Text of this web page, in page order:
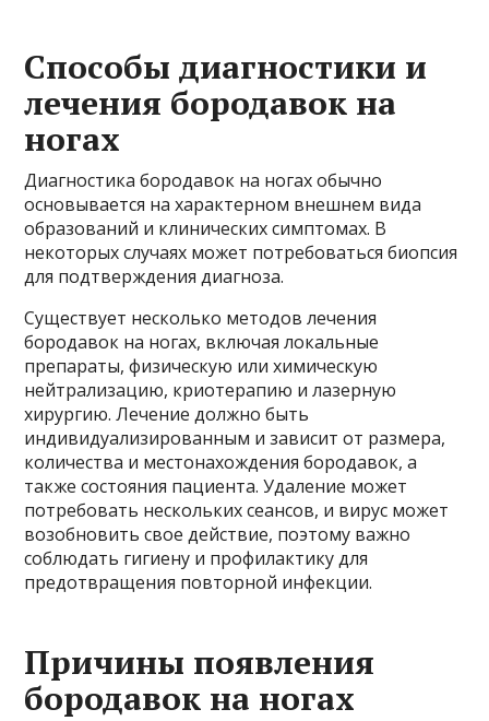
Способы диагностики и
лечения бородавок на
ногах
Диагностика бородавок на ногах обычно
основывается на характерном внешнем вида
образований и клинических симптомах. В
некоторых случаях может потребоваться биопсия
для подтверждения диагноза.
Существует несколько методов лечения
бородавок на ногах, включая локальные
препараты, физическую или химическую
нейтрализацию, криотерапию и лазерную
хирургию. Лечение должно быть
индивидуализированным и зависит от размера,
количества и местонахождения бородавок, а
также состояния пациента. Удаление может
потребовать нескольких сеансов, и вирус может
возобновить свое действие, поэтому важно
соблюдать гигиену и профилактику для
предотвращения повторной инфекции.
Причины появления
бородавок на ногах